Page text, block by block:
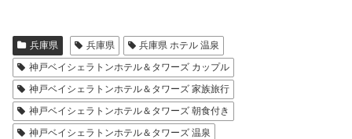
兵庫県 兵庫県
兵庫県 ホテル 温泉
神戸ベイシェラトンホテル＆タワーズ カップル
神戸ベイシェラトンホテル＆タワーズ 家族旅行
神戸ベイシェラトンホテル＆タワーズ 朝食付き
神戸ベイシェラトンホテル＆タワーズ 温泉